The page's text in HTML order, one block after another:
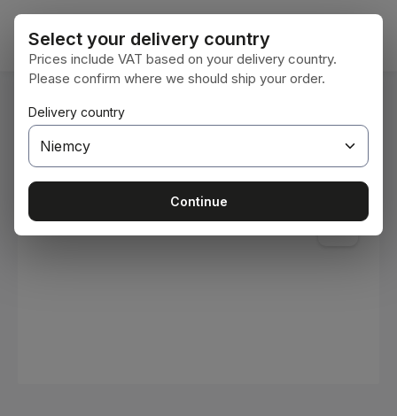
Przejdź do głównej zawartości
Jesteś tutaj: Home
Farby i lakiery
Pomiń galerię zdjęć
Select your delivery country
Prices include VAT based on your delivery country.
Please confirm where we should ship your order.
Delivery country
Continue